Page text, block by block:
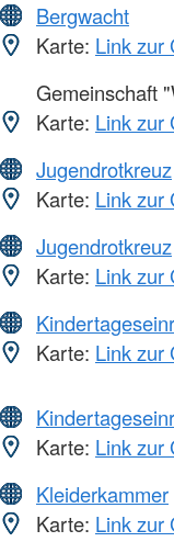
Bergwacht
Karte: Link zur
Gemeinschaft
Karte: Link zur
Jugendrotkreuz
Karte: Link zur
Jugendrotkreuz
Karte: Link zur
Karte: Link zur
Karte: Link zur
Kleiderkammer
Karte: Link zur